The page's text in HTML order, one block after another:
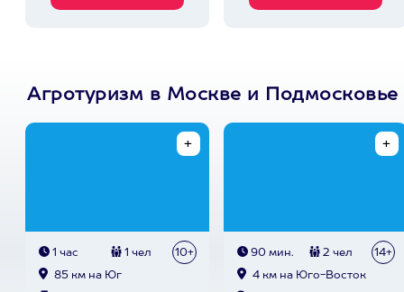
Агротуризм в Москве и Подмосковье
1 час 1 чел 10+
85 км на Юг
90 мин. 2 чел 14+
4 км на Юго-Восток